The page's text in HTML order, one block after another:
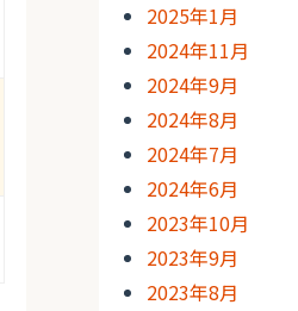
2025年1月
2024年11月
2024年9月
2024年8月
2024年7月
2024年6月
2023年10月
2023年9月
2023年8月